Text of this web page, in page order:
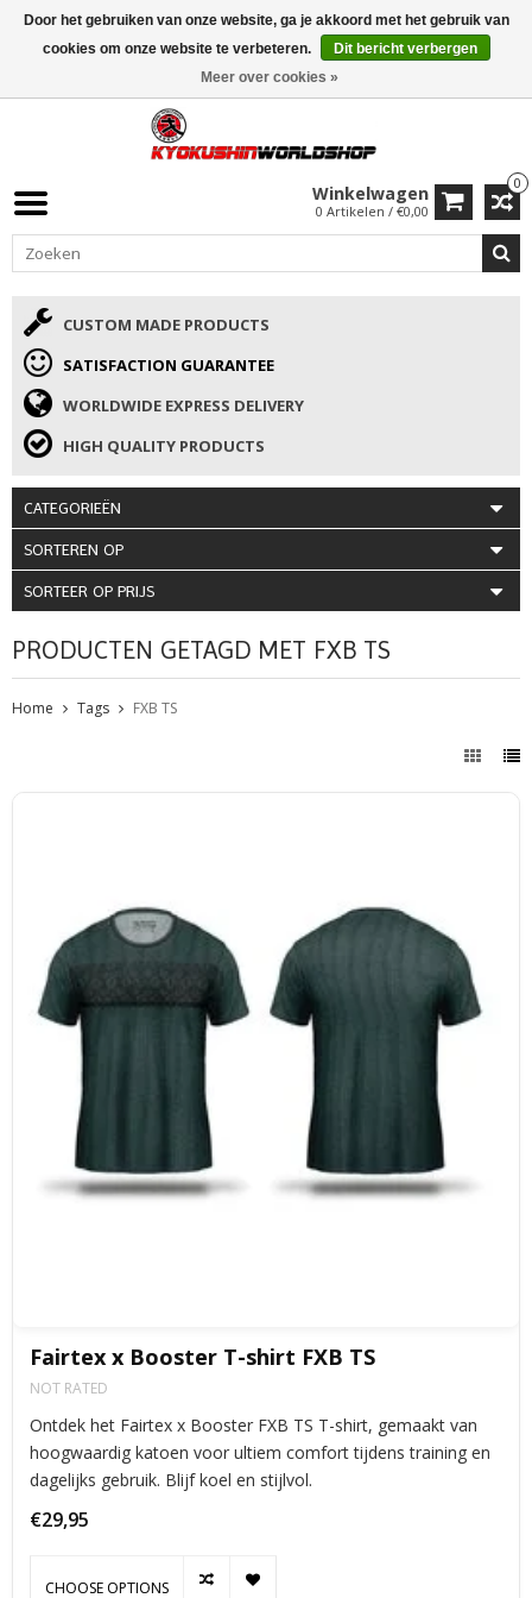
ISAMU SUMMER DEALS• 10% Korting + cadeau vanaf €169 →
0
Winkelwagen
0 Artikelen / €0,00
CUSTOM MADE PRODUCTS
SATISFACTION GUARANTEE
WORLDWIDE EXPRESS DELIVERY
HIGH QUALITY PRODUCTS
CATEGORIEËN
SORTEREN OP
SORTEER OP PRIJS
PRODUCTEN GETAGD MET FXB TS
Home Tags FXB TS
Fairtex x Booster T-shirt FXB TS
NOT RATED
Ontdek het Fairtex x Booster FXB TS T-shirt, gemaakt van
hoogwaardig katoen voor ultiem comfort tijdens training en
dagelijks gebruik. Blijf koel en stijlvol.
€29,95
CHOOSE OPTIONS
Door het gebruiken van onze website, ga je akkoord met het gebruik van
cookies om onze website te verbeteren.
Dit bericht verbergen
Meer over cookies »